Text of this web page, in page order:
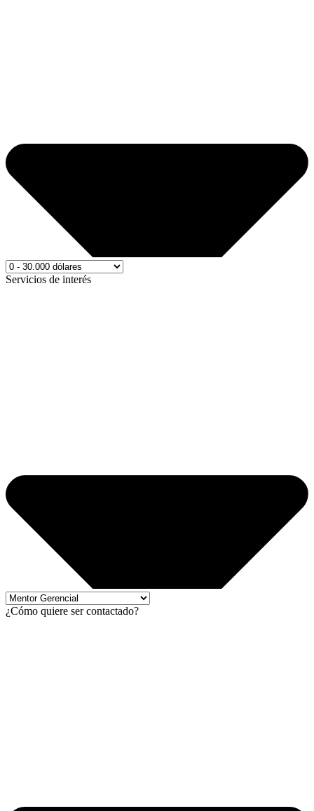
Servicios de interés
¿Cómo quiere ser contactado?